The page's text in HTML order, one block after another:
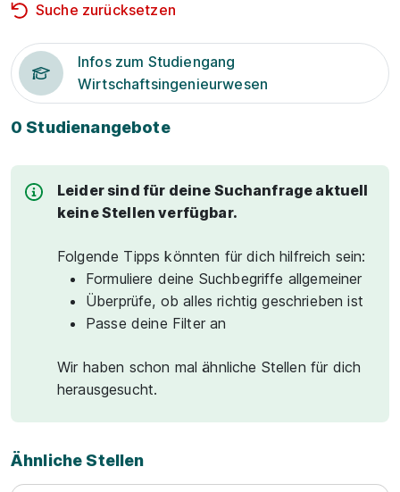
Suche zurücksetzen
Infos zum Studiengang
Wirtschaftsingenieurwesen
0 Studienangebote
Leider sind für deine Suchanfrage aktuell
keine Stellen verfügbar.
Folgende Tipps könnten für dich hilfreich sein:
Formuliere deine Suchbegriffe allgemeiner
Überprüfe, ob alles richtig geschrieben ist
Passe deine Filter an
Wir haben schon mal ähnliche Stellen für dich
herausgesucht.
Ähnliche Stellen